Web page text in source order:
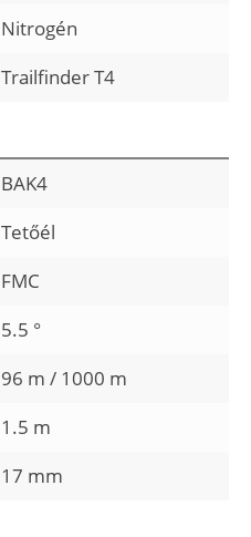
Nitrogén
Trailfinder T4
BAK4
Tetőél
FMC
5.5 °
96 m / 1000 m
1.5 m
17 mm